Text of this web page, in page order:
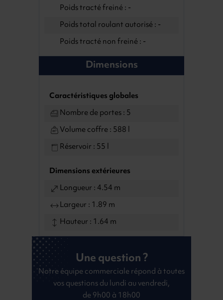
Poids tracté freiné : -
Poids total roulant autorisé : -
Poids tracté non freiné : -
Dimensions
Caractéristiques globales
Nombre de portes : 5
Volume coffre : 588 l
Réservoir : 55 l
Dimensions extérieures
Longueur : 4.54 m
Largeur : 1.89 m
Hauteur : 1.64 m
Une question ?
Notre équipe commerciale répond à toutes
vos questions du lundi au vendredi,
de 9h00 à 18h00